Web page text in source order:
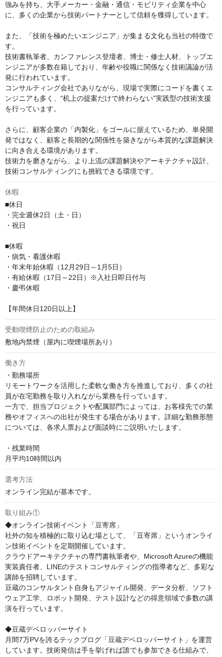
強みを持ち、大手メーカー・金融・通信・モビリティ企業を中心
に、多くの企業から技術パートナーとして信頼を獲得しています。
また、「技術を極めたいエンジニア」が集まる文化も当社の特徴で
す。
技術書執筆者、カンファレンス登壇者、博士・修士人材、トップエ
ンジニアが多数在籍しており、年齢や役職に関係なく技術議論が活
発に行われています。
コンサルティング会社でありながら、現場で実際にコードを書くエ
ンジニアも多く、“机上の提案だけで終わらない”実践型の技術支援
を行っています。
さらに、顧客企業の「内製化」をゴールに据えているため、単発開
発ではなく、顧客と長期的な関係性を築きながら本質的な課題解決
に向き合える環境があります。
技術力を磨きながら、より上流の課題解決やアーキテクチャ設計、
技術コンサルティングにも挑戦できる環境です。
休暇
■休日
・完全週休2日（土・日）
・祝日
■休暇
・病気・看護休暇
・年末年始休暇（12月29日～1月5日）
・有給休暇（17日～22日）※入社日即日付与
・慶弔休暇
【年間休日120日以上】
受動喫煙防止のための取組み
敷地内禁煙（屋内に喫煙場所あり）
働き方
・勤務場所
リモートワークを活用した柔軟な働き方を推進しており、多くの社
員が在宅勤務を取り入れながら業務を行っています。
一方で、担当プロジェクトや配属部門によっては、お客様先での業
務やオフィスへの出社が発生する場合があります。詳細な勤務形態
については、各求人票および面談時にご説明いたします。
・残業時間
月平均10時間以内
選考方法
オンライン完結が基本です。
取り組み①
◆オンライン技術イベント「豆寄席」
社外の知を積極的に取り込む場として、「豆寄席」というオンライ
ン技術イベントを定期開催しています。
クラウドアーキテクチャの専門書執筆者や、Microsoft Azureの機能
実装責任者、LINEのテストコンサルティングの指導者など、多彩な
講師を招聘しています。
豆蔵のコンサルタント自身もアジャイル開発、データ分析、ソフト
ウェア工学、ロボット開発、テスト設計などの得意領域で多数の講
演を行っています。
◆豆蔵デベロッパーサイト
月間7万PVを誇るテックブログ「豆蔵デベロッパーサイト」を運営
しています。技術発信は手を挙げれば誰でも参加できる仕組みで、